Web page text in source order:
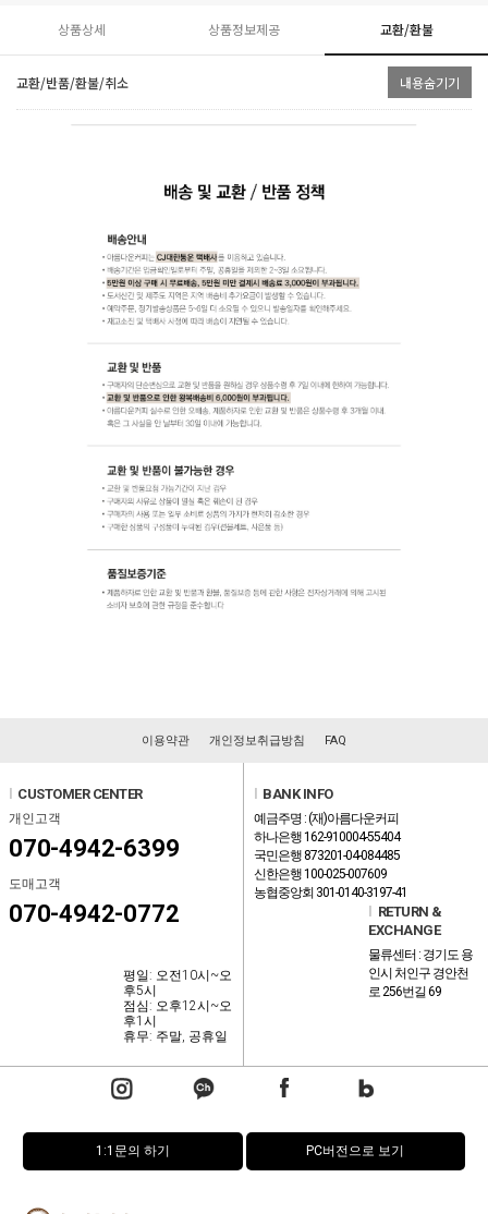
상품상세 상품정보제공 교환/환불
교환/반품/환불/취소 내용숨기기
이용약관 개인정보취급방침 FAQ
CUSTOMER CENTER
개인고객
070-4942-6399
도매고객
070-4942-0772
평일: 오전10시~오
후5시
점심: 오후12시~오
후1시
휴무: 주말, 공휴일
BANK INFO
예금주명 : (재)아름다운커피
하나은행 162-910004-55404
국민은행 873201-04-084485
신한은행 100-025-007609
농협중앙회 301-0140-3197-41
RETURN &
EXCHANGE
물류센터 : 경기도 용
인시 처인구 경안천
로 256번길 69
1:1문의 하기 PC버전으로 보기